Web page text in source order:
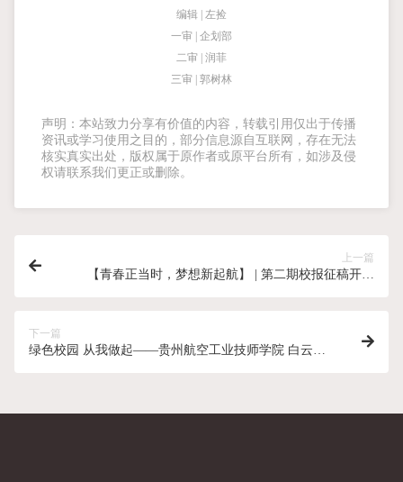
编辑 | 左捡
一审 | 企划部
二审 | 润菲
三审 | 郭树林
声明：本站致力分享有价值的内容，转载引用仅出于传播
资讯或学习使用之目的，部分信息源自互联网，存在无法
核实真实出处，版权属于原作者或原平台所有，如涉及侵
权请联系我们更正或删除。
上一篇
【青春正当时，梦想新起航】 | 第二期校报征稿开始
下一篇
绿色校园 从我做起——贵州航空工业技师学院 白云北